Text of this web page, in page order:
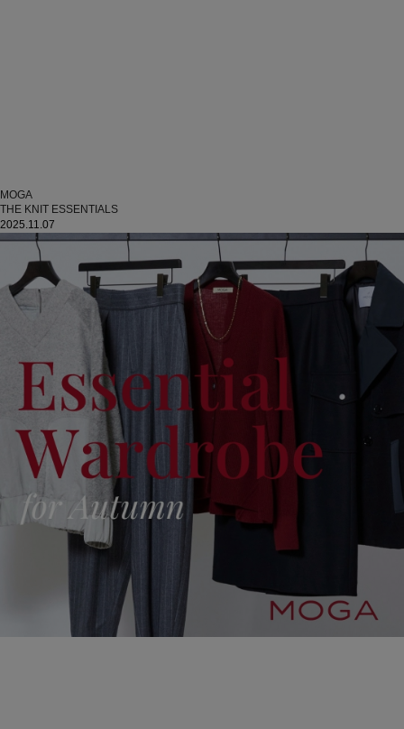
MOGA
THE KNIT ESSENTIALS
2025.11.07